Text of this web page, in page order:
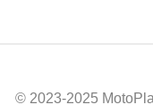
© 2023-2025